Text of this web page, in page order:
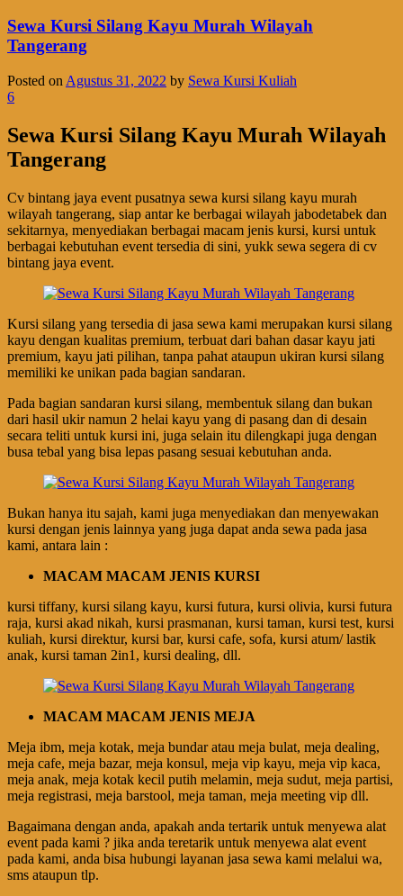
Sewa Kursi Silang Kayu Murah Wilayah
Tangerang
Posted on Agustus 31, 2022 by Sewa Kursi Kuliah
6
Sewa Kursi Silang Kayu Murah Wilayah
Tangerang
Cv bintang jaya event pusatnya sewa kursi silang kayu murah
wilayah tangerang, siap antar ke berbagai wilayah jabodetabek dan
sekitarnya, menyediakan berbagai macam jenis kursi, kursi untuk
berbagai kebutuhan event tersedia di sini, yukk sewa segera di cv
bintang jaya event.
Kursi silang yang tersedia di jasa sewa kami merupakan kursi silang
kayu dengan kualitas premium, terbuat dari bahan dasar kayu jati
premium, kayu jati pilihan, tanpa pahat ataupun ukiran kursi silang
memiliki ke unikan pada bagian sandaran.
Pada bagian sandaran kursi silang, membentuk silang dan bukan
dari hasil ukir namun 2 helai kayu yang di pasang dan di desain
secara teliti untuk kursi ini, juga selain itu dilengkapi juga dengan
busa tebal yang bisa lepas pasang sesuai kebutuhan anda.
Bukan hanya itu sajah, kami juga menyediakan dan menyewakan
kursi dengan jenis lainnya yang juga dapat anda sewa pada jasa
kami, antara lain :
MACAM MACAM JENIS KURSI
kursi tiffany, kursi silang kayu, kursi futura, kursi olivia, kursi futura
raja, kursi akad nikah, kursi prasmanan, kursi taman, kursi test, kursi
kuliah, kursi direktur, kursi bar, kursi cafe, sofa, kursi atum/ lastik
anak, kursi taman 2in1, kursi dealing, dll.
MACAM MACAM JENIS MEJA
Meja ibm, meja kotak, meja bundar atau meja bulat, meja dealing,
meja cafe, meja bazar, meja konsul, meja vip kayu, meja vip kaca,
meja anak, meja kotak kecil putih melamin, meja sudut, meja partisi,
meja registrasi, meja barstool, meja taman, meja meeting vip dll.
Bagaimana dengan anda, apakah anda tertarik untuk menyewa alat
event pada kami ? jika anda teretarik untuk menyewa alat event
pada kami, anda bisa hubungi layanan jasa sewa kami melalui wa,
sms ataupun tlp.